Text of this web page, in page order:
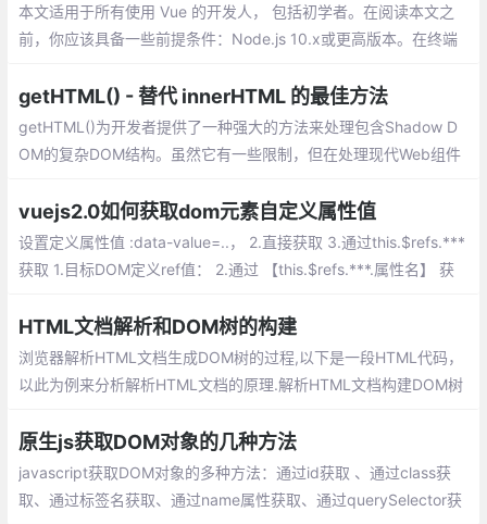
本文适用于所有使用 Vue 的开发人， 包括初学者。在阅读本文之
前，你应该具备一些前提条件：Node.js 10.x或更高版本。在终端
本;代码编辑器；我强烈推荐 Visual Studio Code
getHTML() - 替代 innerHTML 的最佳方法
getHTML()为开发者提供了一种强大的方法来处理包含Shadow D
OM的复杂DOM结构。虽然它有一些限制，但在处理现代Web组件
及，掌握getHTML()将成为前端开发者的重要技能。
vuejs2.0如何获取dom元素自定义属性值
设置定义属性值 :data-value=..， 2.直接获取 3.通过this.$refs.***
获取 1.目标DOM定义ref值： 2.通过 【this.$refs.***.属性名】 获
HTML文档解析和DOM树的构建
浏览器解析HTML文档生成DOM树的过程,以下是一段HTML代码，
以此为例来分析解析HTML文档的原理.解析HTML文档构建DOM树
原生js获取DOM对象的几种方法
javascript获取DOM对象的多种方法：通过id获取 、通过class获
取、通过标签名获取、通过name属性获取、通过querySelector获